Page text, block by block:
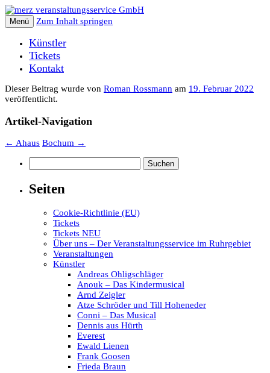
Menü Zum Inhalt springen
Künstler
Tickets
Kontakt
Dieser Beitrag wurde von Roman Rossmann am 19. Februar 2022
veröffentlicht.
Artikel-Navigation
← Ahaus Bochum →
nach:
Seiten
Cookie-Richtlinie (EU)
Tickets
Tickets NEU
Über uns – Der Veranstaltungsservice im Ruhrgebiet
Veranstaltungen
Künstler
Andreas Ohligschläger
Anouk – Das Kindermusical
Arnd Zeigler
Atze Schröder und Till Hoheneder
Conni – Das Musical
Dennis aus Hürth
Everest
Ewald Lienen
Frank Goosen
Frieda Braun